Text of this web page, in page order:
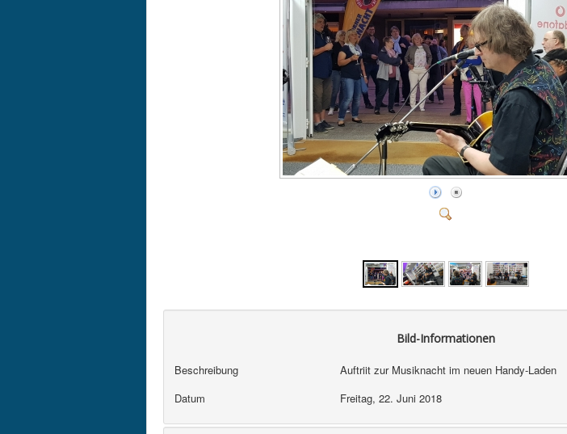
Bild-Informationen
Beschreibung
Auftriit zur Musiknacht im neuen Handy-Laden
Datum
Freitag, 22. Juni 2018